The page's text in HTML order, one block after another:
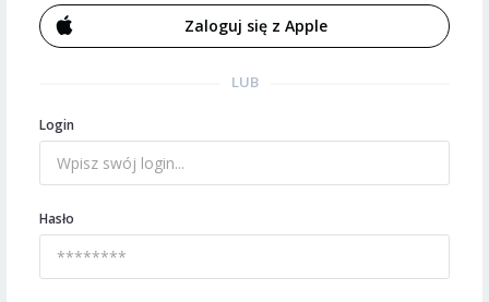
Zaloguj się z Apple
LUB
Login
Hasło